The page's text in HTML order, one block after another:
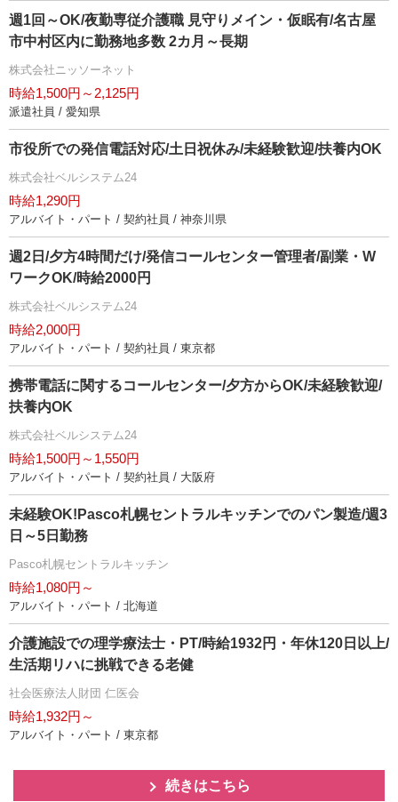
週1回～OK/夜勤専従介護職 見守りメイン・仮眠有/名古屋
市中村区内に勤務地多数 2カ月～長期
株式会社ニッソーネット
時給1,500円～2,125円
派遣社員 / 愛知県
市役所での発信電話対応/土日祝休み/未経験歓迎/扶養内OK
株式会社ベルシステム24
時給1,290円
アルバイト・パート / 契約社員 / 神奈川県
週2日/夕方4時間だけ/発信コールセンター管理者/副業・W
ワークOK/時給2000円
株式会社ベルシステム24
時給2,000円
アルバイト・パート / 契約社員 / 東京都
携帯電話に関するコールセンター/夕方からOK/未経験歓迎/
扶養内OK
株式会社ベルシステム24
時給1,500円～1,550円
アルバイト・パート / 契約社員 / 大阪府
未経験OK!Pasco札幌セントラルキッチンでのパン製造/週3
日～5日勤務
Pasco札幌セントラルキッチン
時給1,080円～
アルバイト・パート / 北海道
介護施設での理学療法士・PT/時給1932円・年休120日以上/
生活期リハに挑戦できる老健
社会医療法人財団 仁医会
時給1,932円～
アルバイト・パート / 東京都
続きはこちら